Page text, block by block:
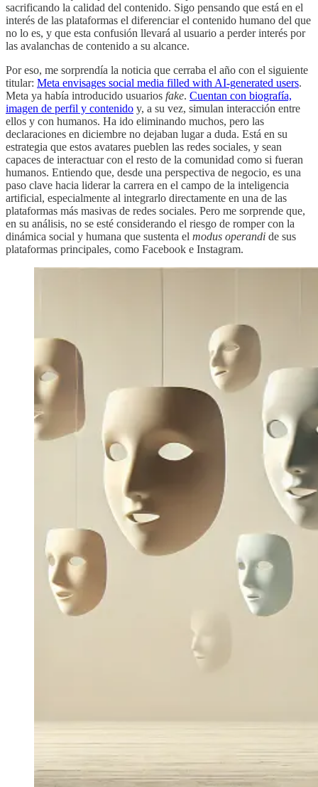
sacrificando la calidad del contenido. Sigo pensando que está en el
interés de las plataformas el diferenciar el contenido humano del que
no lo es, y que esta confusión llevará al usuario a perder interés por
las avalanchas de contenido a su alcance.
Por eso, me sorprendía la noticia que cerraba el año con el siguiente
titular: Meta envisages social media filled with AI-generated users.
Meta ya había introducido usuarios fake. Cuentan con biografía,
imagen de perfil y contenido y, a su vez, simulan interacción entre
ellos y con humanos. Ha ido eliminando muchos, pero las
declaraciones en diciembre no dejaban lugar a duda. Está en su
estrategia que estos avatares pueblen las redes sociales, y sean
capaces de interactuar con el resto de la comunidad como si fueran
humanos. Entiendo que, desde una perspectiva de negocio, es una
paso clave hacia liderar la carrera en el campo de la inteligencia
artificial, especialmente al integrarlo directamente en una de las
plataformas más masivas de redes sociales. Pero me sorprende que,
en su análisis, no se esté considerando el riesgo de romper con la
dinámica social y humana que sustenta el modus operandi de sus
plataformas principales, como Facebook e Instagram.